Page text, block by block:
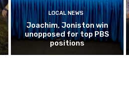
LOCAL NEWS
Joachim, Joniston win
unopposed for top PBS
positions